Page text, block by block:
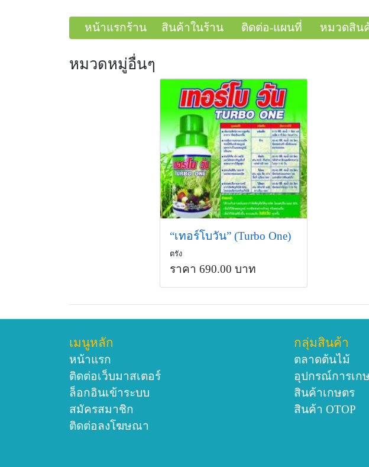
หน้าแรกร้าน สินค้าในร้าน ติดต่อ-แผนที่ หมวดสิน
หมวดหมู่อื่นๆ
“เทอร์โบวัน” (Turbo One)
ตรัง
ราคา 690.00 บาท
เมนูหลัก
หน้าแรก
ติดต่อเว็บมาสเตอร์
ล็อกอินเข้าระบบ
สมัครสมาชิก
ติดต่อลงโฆษณา
กลุ่มสินค้า
ตลาดต้นไม้
อุปกรณ์การเก
สินค้าเกษตร
สินค้า OTOP